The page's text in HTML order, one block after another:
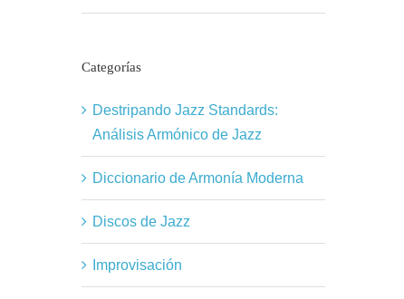
Categorías
Destripando Jazz Standards:
Análisis Armónico de Jazz
Diccionario de Armonía Moderna
Discos de Jazz
Improvisación